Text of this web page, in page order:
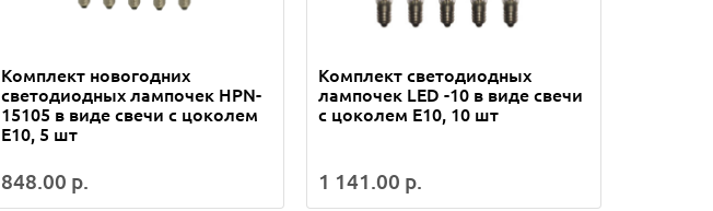
Комплект новогодних
светодиодных лампочек HPN-
15105 в виде свечи с цоколем
Е10, 5 шт
848.00 р.
Комплект светодиодных
лампочек LED -10 в виде свечи
с цоколем Е10, 10 шт
1 141.00 р.